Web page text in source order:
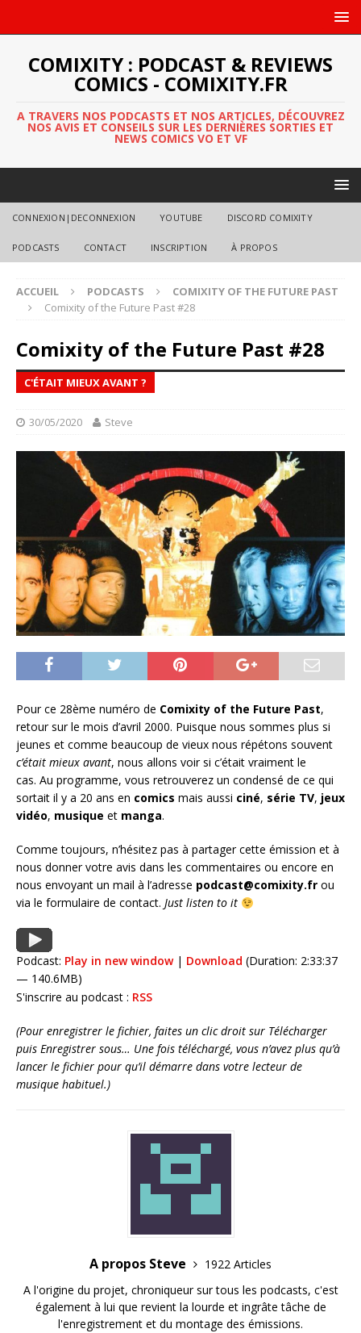
COMIXITY : PODCAST & REVIEWS
COMICS - COMIXITY.FR
A TRAVERS NOS PODCASTS ET NOS ARTICLES, DÉCOUVREZ
NOS AVIS ET CONSEILS SUR LES DERNIÈRES SORTIES ET
NEWS COMICS VO ET VF
CONNEXION|DECONNEXION YOUTUBE DISCORD COMIXITY
PODCASTS CONTACT INSCRIPTION À PROPOS
ACCUEIL PODCASTS
COMIXITY OF THE FUTURE PAST
Comixity of the Future Past #28
Comixity of the Future Past #28
C'ÉTAIT MIEUX AVANT ?
30/05/2020 Steve
Pour ce 28ème numéro de Comixity of the Future Past,
retour sur le mois d’avril 2000. Puisque nous sommes plus si
jeunes et comme beaucoup de vieux nous répétons souvent
c’était mieux avant, nous allons voir si c’était vraiment le
cas. Au programme, vous retrouverez un condensé de ce qui
sortait il y a 20 ans en comics mais aussi ciné, série TV, jeux
vidéo, musique et manga.
Comme toujours, n’hésitez pas à partager cette émission et à
nous donner votre avis dans les commentaires ou encore en
nous envoyant un mail à l’adresse podcast@comixity.fr ou
via le formulaire de contact. Just listen to it
Podcast: Play in new window| Download (Duration: 2:33:37
— 140.6MB)
S'inscrire au podcast : RSS
(Pour enregistrer le fichier, faites un clic droit sur Télécharger
puis Enregistrer sous… Une fois téléchargé, vous n’avez plus qu’à
lancer le fichier pour qu’il démarre dans votre lecteur de
musique habituel.)
A propos Steve
1922 Articles
A l'origine du projet, chroniqueur sur tous les podcasts, c'est
également à lui que revient la lourde et ingrâte tâche de
l'enregistrement et du montage des émissions.